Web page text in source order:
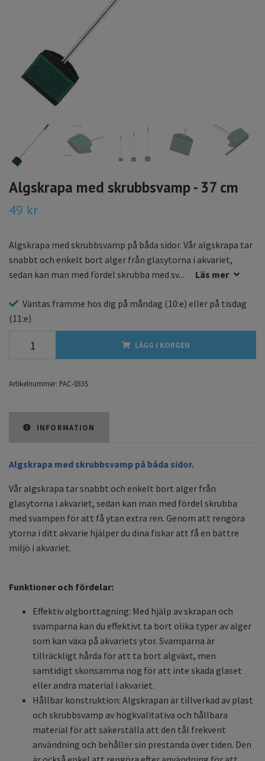
Algskrapa med skrubbsvamp - 37 cm
49 kr
Algskrapa med skrubbsvamp på båda sidor. Vår algskrapa tar
snabbt och enkelt bort alger från glasytorna i akvariet,
sedan kan man med fördel skrubba med sv...
Läs mer
Väntas framme hos dig på måndag (10:e) eller på tisdag
(11:e)
LÄGG I KORGEN
Artikelnummer: PAC-033S
INFORMATION
Algskrapa med skrubbsvamp på båda sidor.
Vår algskrapa tar snabbt och enkelt bort alger från
glasytorna i akvariet, sedan kan man med fördel skrubba
med svampen för att få ytan extra ren. Genom att rengöra
ytorna i ditt akvarie hjälper du dina fiskar att få en bättre
miljö i akvariet.
Funktioner och fördelar:
Effektiv algborttagning: Med hjälp av skrapan och
svamparna kan du effektivt ta bort olika typer av alger
som kan växa på akvariets ytor. Svamparna är
tillräckligt hårda för att ta bort algväxt, men
samtidigt skonsamma nog för att inte skada glaset
eller andra material i akvariet.
Hållbar konstruktion: Algskrapan är tillverkad av plast
och skrubbsvamp av högkvalitativa och hållbara
material för att säkerställa att den tål frekvent
användning och behåller sin prestanda över tiden. Den